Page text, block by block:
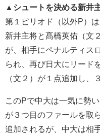
▲シュートを決める新井
第１ピリオド（以外P）
新井主将と髙橋英佑（文
が、相手にペナルティス
られ、再び日大にリード
（文２）が１点追加し、
このPで中大は一気に勢
が３つ目のファールを取
追加されるが、中大は相